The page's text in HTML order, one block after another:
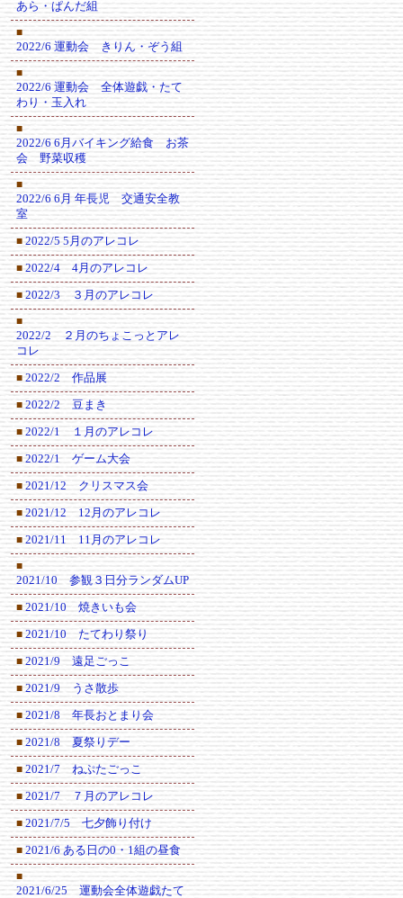
あら・ぱんだ組
■
2022/6 運動会 きりん・ぞう組
■
2022/6 運動会 全体遊戯・たて
わり・玉入れ
■
2022/6 6月バイキング給食 お茶
会 野菜収穫
■
2022/6 6月 年長児 交通安全教
室
■ 2022/5 5月のアレコレ
■ 2022/4 4月のアレコレ
■ 2022/3 ３月のアレコレ
■
2022/2 ２月のちょこっとアレ
コレ
■ 2022/2 作品展
■ 2022/2 豆まき
■ 2022/1 １月のアレコレ
■ 2022/1 ゲーム大会
■ 2021/12 クリスマス会
■ 2021/12 12月のアレコレ
■ 2021/11 11月のアレコレ
■
2021/10 参観３日分ランダムUP
■ 2021/10 焼きいも会
■ 2021/10 たてわり祭り
■ 2021/9 遠足ごっこ
■ 2021/9 うさ散歩
■ 2021/8 年長おとまり会
■ 2021/8 夏祭りデー
■ 2021/7 ねぷたごっこ
■ 2021/7 ７月のアレコレ
■ 2021/7/5 七夕飾り付け
■ 2021/6 ある日の0・1組の昼食
■
2021/6/25 運動会全体遊戯たて